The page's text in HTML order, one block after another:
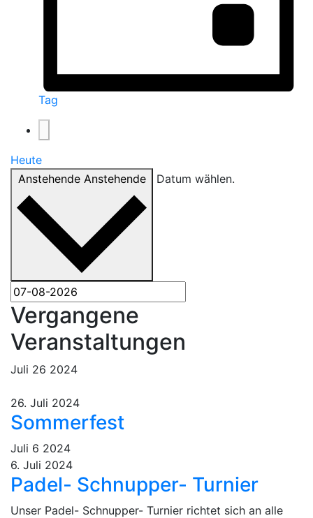
Tag
Heute
Anstehende Anstehende Datum wählen.
Vergangene
Veranstaltungen
Juli 26 2024
26. Juli 2024
Sommerfest
Juli 6 2024
6. Juli 2024
Padel- Schnupper- Turnier
Unser Padel- Schnupper- Turnier richtet sich an alle